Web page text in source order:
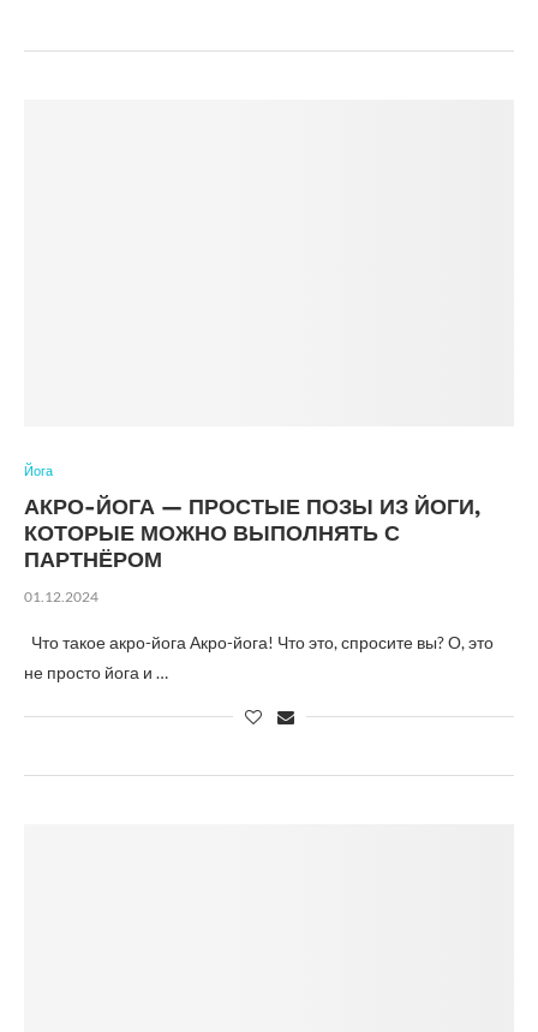
Йога
АКРО-ЙОГА — ПРОСТЫЕ ПОЗЫ ИЗ ЙОГИ,
КОТОРЫЕ МОЖНО ВЫПОЛНЯТЬ С
ПАРТНЁРОМ
01.12.2024
Что такое акро-йога Акро-йога! Что это, спросите вы? О, это
не просто йога и …